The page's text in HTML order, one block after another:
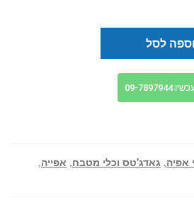
לסל
אפיה, גאדג'טס וכלי מטבח, אפייה,